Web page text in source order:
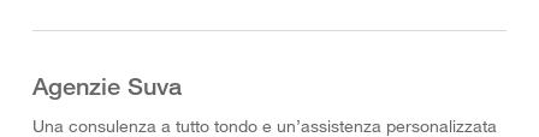
Agenzie Suva
Una consulenza a tutto tondo e un’assistenza personalizzata